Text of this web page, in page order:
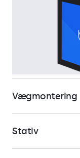
Skærmen er
Vægmontering
Stativ